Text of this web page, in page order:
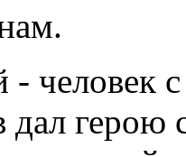
- человек
герою